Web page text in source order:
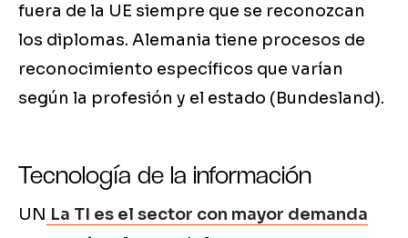
fuera de la UE siempre que se reconozcan
los diplomas. Alemania tiene procesos de
reconocimiento específicos que varían
según la profesión y el estado (Bundesland).
Tecnología de la información
UN La TI es el sector con mayor demanda